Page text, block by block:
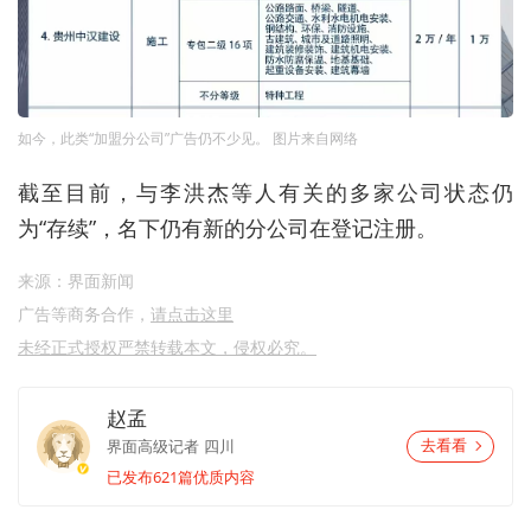
如今，此类“加盟分公司”广告仍不少见。 图片来自网络
截至目前，与李洪杰等人有关的多家公司状态仍
为“存续”，名下仍有新的分公司在登记注册。
来源：界面新闻
广告等商务合作， 请点击这里
未经正式授权严禁转载本文，侵权必究。
赵孟
界面高级记者 四川
已发布621篇优质内容
去看看